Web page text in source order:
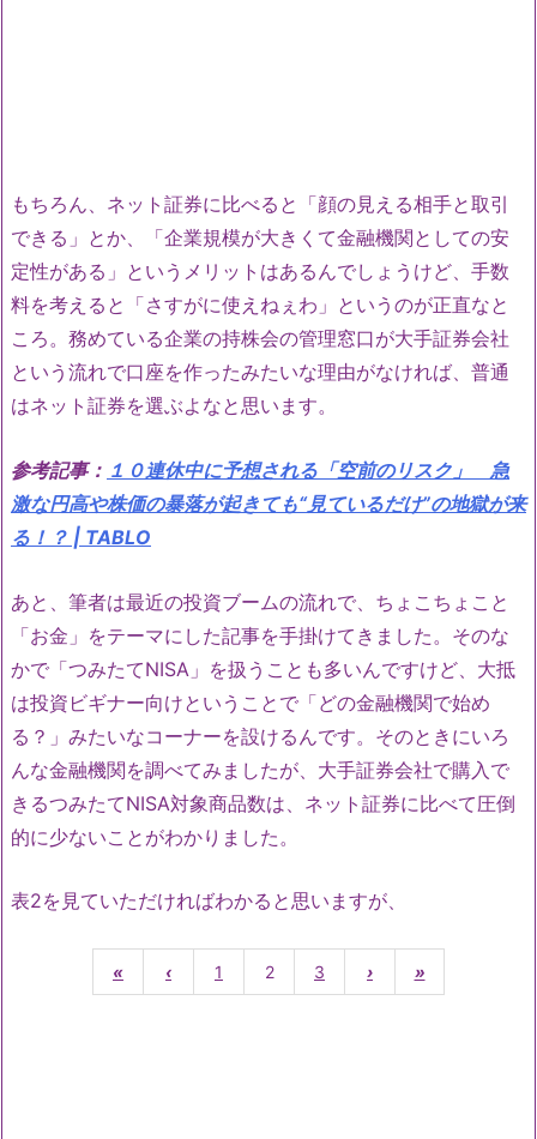
もちろん、ネット証券に比べると「顔の見える相手と取引
できる」とか、「企業規模が大きくて金融機関としての安
定性がある」というメリットはあるんでしょうけど、手数
料を考えると「さすがに使えねぇわ」というのが正直なと
ころ。務めている企業の持株会の管理窓口が大手証券会社
という流れで口座を作ったみたいな理由がなければ、普通
はネット証券を選ぶよなと思います。
参考記事： １０連休中に予想される「空前のリスク」 急
激な円高や株価の暴落が起きても“見ているだけ”の地獄が来
る！？ | TABLO
あと、筆者は最近の投資ブームの流れで、ちょこちょこと
「お金」をテーマにした記事を手掛けてきました。そのな
かで「つみたてNISA」を扱うことも多いんですけど、大抵
は投資ビギナー向けということで「どの金融機関で始め
る？」みたいなコーナーを設けるんです。そのときにいろ
んな金融機関を調べてみましたが、大手証券会社で購入で
きるつみたてNISA対象商品数は、ネット証券に比べて圧倒
的に少ないことがわかりました。
表2を見ていただければわかると思いますが、
« ‹ 1 2 3 › »